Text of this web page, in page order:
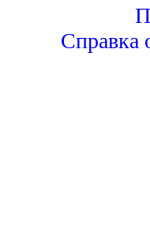
Справка